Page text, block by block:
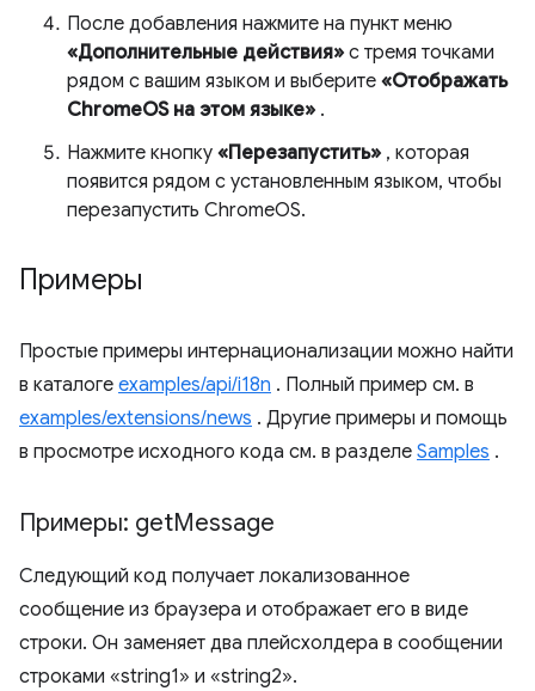
После добавления нажмите на пункт меню
«Дополнительные действия» с тремя точками
рядом с вашим языком и выберите «Отображать
ChromeOS на этом языке» .
Нажмите кнопку «Перезапустить» , которая
появится рядом с установленным языком, чтобы
перезапустить ChromeOS.
Примеры
Простые примеры интернационализации можно найти
в каталоге examples/api/i18n . Полный пример см. в
examples/extensions/news . Другие примеры и помощь
в просмотре исходного кода см. в разделе Samples .
Примеры: getMessage
Следующий код получает локализованное
сообщение из браузера и отображает его в виде
строки. Он заменяет два плейсхолдера в сообщении
строками «string1» и «string2».